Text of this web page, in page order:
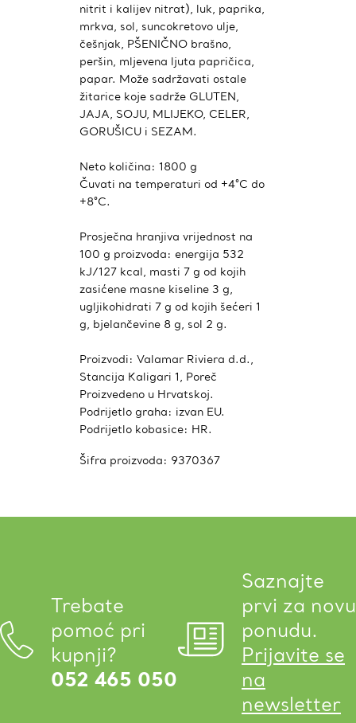
nitrit i kalijev nitrat), luk, paprika,
mrkva, sol, suncokretovo ulje,
češnjak, PŠENIČNO brašno,
peršin, mljevena ljuta papričica,
papar. Može sadržavati ostale
žitarice koje sadrže GLUTEN,
JAJA, SOJU, MLIJEKO, CELER,
GORUŠICU i SEZAM.
Neto količina: 1800 g
Čuvati na temperaturi od +4°C do
+8°C.
Prosječna hranjiva vrijednost na
100 g proizvoda: energija 532
kJ/127 kcal, masti 7 g od kojih
zasićene masne kiseline 3 g,
ugljikohidrati 7 g od kojih šećeri 1
g, bjelančevine 8 g, sol 2 g.
Proizvodi: Valamar Riviera d.d.,
Stancija Kaligari 1, Poreč
Proizvedeno u Hrvatskoj.
Podrijetlo graha: izvan EU.
Podrijetlo kobasice: HR.
Šifra proizvoda: 9370367
Trebate
pomoć pri
kupnji?
052 465 050
Saznajte
prvi za novu
ponudu.
Prijavite se
na
newsletter